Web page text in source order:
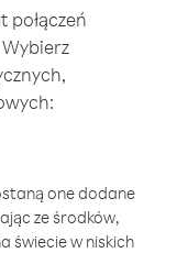
połączeń
one dodane
ze środków,
świecie w niskich